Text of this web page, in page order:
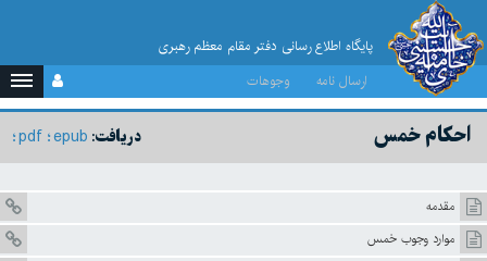
پایگاه اطلاع رسانی دفتر مقام معظم رهبری
ارسال نامه
وجوهات
دریافت: epub
pdf احکام خمس
مقدمه
موارد وجوب خمس